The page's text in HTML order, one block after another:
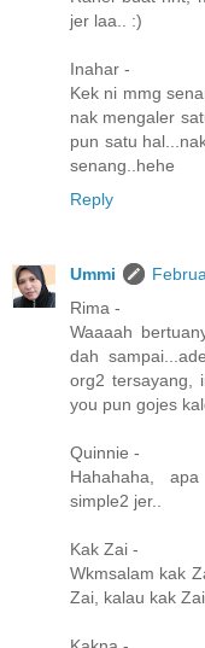
jer laa.. :)
Inahar -
Kek ni mmg
nak mengaler
pun satu
senang..hehe
Reply
Ummi
Rima -
Waaaah
dah
org2 tersayang,
you pun gojes
Quinnie -
Hahahaha,
simple2 jer..
Kak Zai -
Wkmsalam kak
Zai, kalau kak